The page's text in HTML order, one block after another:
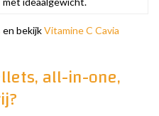
en bekijkVitamine C Cavia
all-in-one,